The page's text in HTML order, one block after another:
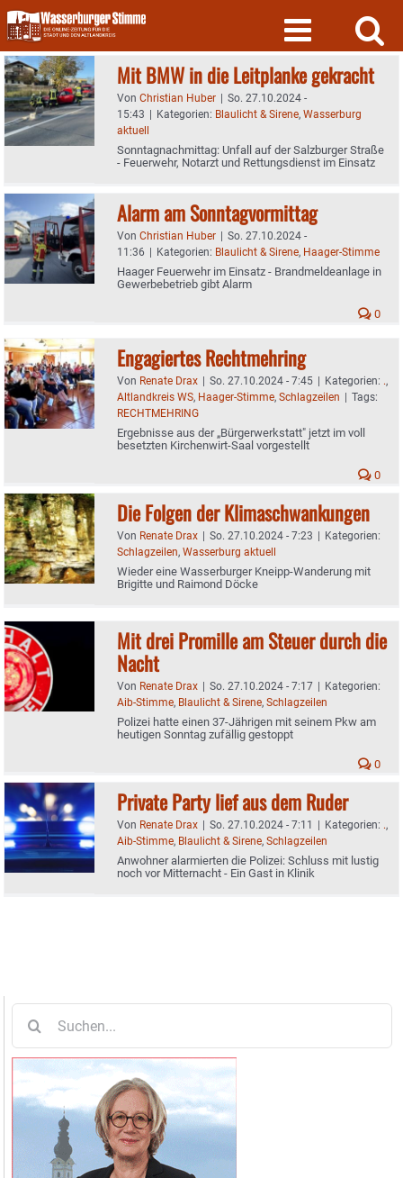
Skip
to
content
Mit BMW in die Leitplanke gekracht
Von Christian Huber | So. 27.10.2024 -
15:43 | Kategorien: Blaulicht & Sirene, Wasserburg
aktuell
Sonntagnachmittag: Unfall auf der Salzburger Straße
- Feuerwehr, Notarzt und Rettungsdienst im Einsatz
Alarm am Sonntagvormittag
Von Christian Huber | So. 27.10.2024 -
11:36 | Kategorien: Blaulicht & Sirene, Haager-Stimme
Haager Feuerwehr im Einsatz - Brandmeldeanlage in
Gewerbebetrieb gibt Alarm
0
Engagiertes Rechtmehring
Von Renate Drax | So. 27.10.2024 - 7:45 | Kategorien: .,
Altlandkreis WS, Haager-Stimme, Schlagzeilen | Tags:
RECHTMEHRING
Ergebnisse aus der „Bürgerwerkstatt" jetzt im voll
besetzten Kirchenwirt-Saal vorgestellt
0
Die Folgen der Klimaschwankungen
Von Renate Drax | So. 27.10.2024 - 7:23 | Kategorien:
Schlagzeilen, Wasserburg aktuell
Wieder eine Wasserburger Kneipp-Wanderung mit
Brigitte und Raimond Döcke
Mit drei Promille am Steuer durch die
Nacht
Von Renate Drax | So. 27.10.2024 - 7:17 | Kategorien:
Aib-Stimme, Blaulicht & Sirene, Schlagzeilen
Polizei hatte einen 37-Jährigen mit seinem Pkw am
heutigen Sonntag zufällig gestoppt
0
Private Party lief aus dem Ruder
Von Renate Drax | So. 27.10.2024 - 7:11 | Kategorien: .,
Aib-Stimme, Blaulicht & Sirene, Schlagzeilen
Anwohner alarmierten die Polizei: Schluss mit lustig
noch vor Mitternacht - Ein Gast in Klinik
nach: